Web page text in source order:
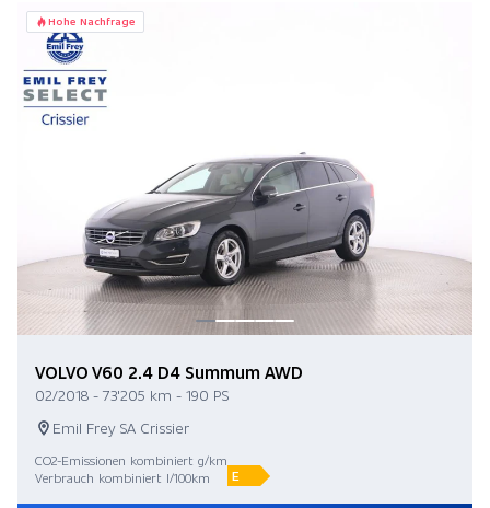
Hohe Nachfrage
VOLVO V60 2.4 D4 Summum AWD
02/2018 - 73'205 km - 190 PS
Emil Frey SA Crissier
CO2-Emissionen kombiniert g/km
Verbrauch kombiniert l/100km
E